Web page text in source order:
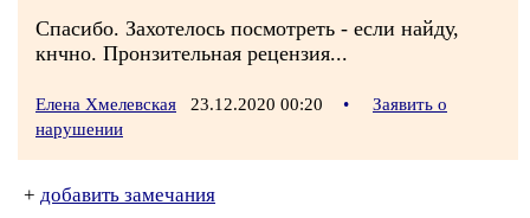
Спасибо. Захотелось посмотреть - если найду,
кнчно. Пронзительная рецензия...
Елена Хмелевская 23.12.2020 00:20 •
Заявить о
нарушении
+ добавить замечания